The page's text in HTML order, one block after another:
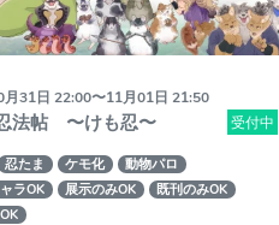
31日 22:00〜11月01日 21:50
受付中
法帖 〜けも忍〜
忍たま ケモ化
動物パロ
ラOK
展示のみOK
既刊のみOK